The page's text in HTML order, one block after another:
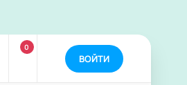
0
ВОЙТИ